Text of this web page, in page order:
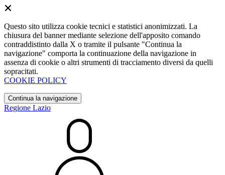
Questo sito utilizza cookie tecnici e statistici anonimizzati. La
chiusura del banner mediante selezione dell'apposito comando
contraddistinto dalla X o tramite il pulsante "Continua la
navigazione" comporta la continuazione della navigazione in
assenza di cookie o altri strumenti di tracciamento diversi da quelli
sopracitati.
COOKIE POLICY
Continua la navigazione
Regione Lazio